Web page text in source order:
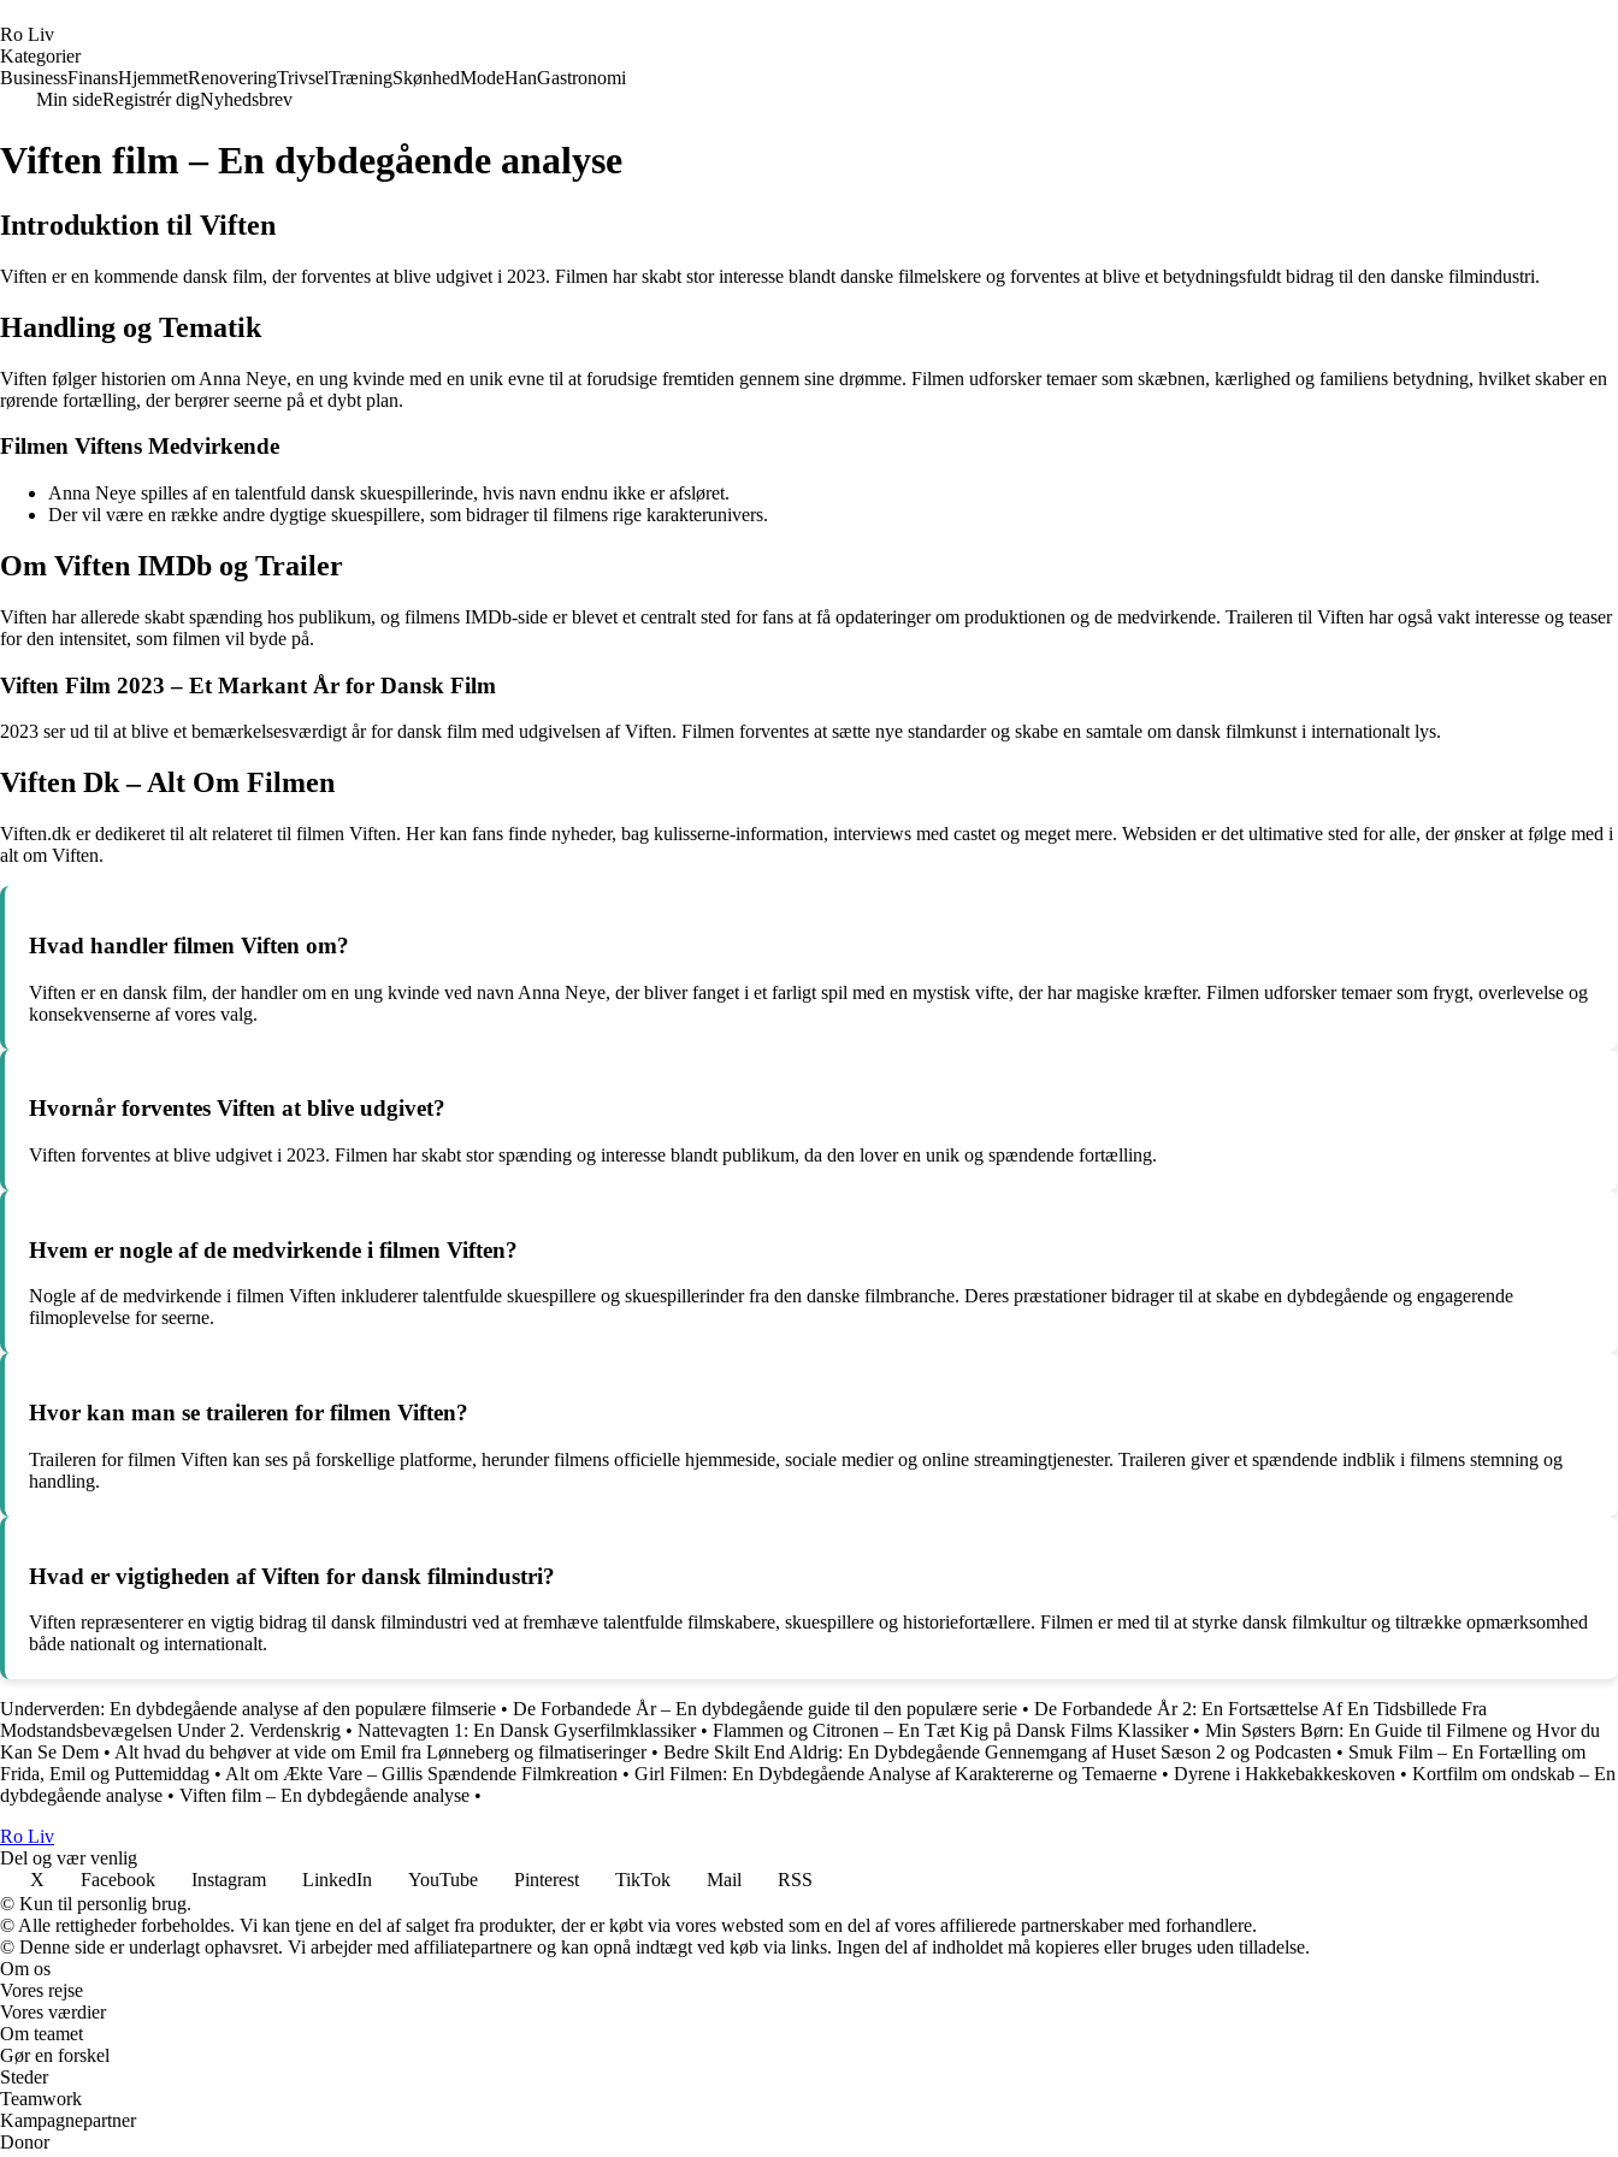
Ro Liv
Kategorier
BusinessFinansHjemmetRenoveringTrivselTræningSkønhedModeHanGastronomi
Min sideRegistrér digNyhedsbrev
Viften film – En dybdegående analyse
Introduktion til Viften
Viften er en kommende dansk film, der forventes at blive udgivet i 2023. Filmen har skabt stor interesse blandt danske filmelskere og forventes at blive et betydningsfuldt bidrag til den danske filmindustri.
Handling og Tematik
Viften følger historien om Anna Neye, en ung kvinde med en unik evne til at forudsige fremtiden gennem sine drømme. Filmen udforsker temaer som skæbnen, kærlighed og familiens betydning, hvilket skaber en
rørende fortælling, der berører seerne på et dybt plan.
Filmen Viftens Medvirkende
Anna Neye spilles af en talentfuld dansk skuespillerinde, hvis navn endnu ikke er afsløret.
Der vil være en række andre dygtige skuespillere, som bidrager til filmens rige karakterunivers.
Om Viften IMDb og Trailer
Viften har allerede skabt spænding hos publikum, og filmens IMDb-side er blevet et centralt sted for fans at få opdateringer om produktionen og de medvirkende. Traileren til Viften har også vakt interesse og teaser
for den intensitet, som filmen vil byde på.
Viften Film 2023 – Et Markant År for Dansk Film
2023 ser ud til at blive et bemærkelsesværdigt år for dansk film med udgivelsen af Viften. Filmen forventes at sætte nye standarder og skabe en samtale om dansk filmkunst i internationalt lys.
Viften Dk – Alt Om Filmen
Viften.dk er dedikeret til alt relateret til filmen Viften. Her kan fans finde nyheder, bag kulisserne-information, interviews med castet og meget mere. Websiden er det ultimative sted for alle, der ønsker at følge med i
alt om Viften.
Hvad handler filmen Viften om?
Viften er en dansk film, der handler om en ung kvinde ved navn Anna Neye, der bliver fanget i et farligt spil med en mystisk vifte, der har magiske kræfter. Filmen udforsker temaer som frygt, overlevelse og
konsekvenserne af vores valg.
Hvornår forventes Viften at blive udgivet?
Viften forventes at blive udgivet i 2023. Filmen har skabt stor spænding og interesse blandt publikum, da den lover en unik og spændende fortælling.
Hvem er nogle af de medvirkende i filmen Viften?
Nogle af de medvirkende i filmen Viften inkluderer talentfulde skuespillere og skuespillerinder fra den danske filmbranche. Deres præstationer bidrager til at skabe en dybdegående og engagerende
filmoplevelse for seerne.
Hvor kan man se traileren for filmen Viften?
Traileren for filmen Viften kan ses på forskellige platforme, herunder filmens officielle hjemmeside, sociale medier og online streamingtjenester. Traileren giver et spændende indblik i filmens stemning og
handling.
Hvad er vigtigheden af Viften for dansk filmindustri?
Viften repræsenterer en vigtig bidrag til dansk filmindustri ved at fremhæve talentfulde filmskabere, skuespillere og historiefortællere. Filmen er med til at styrke dansk filmkultur og tiltrække opmærksomhed
både nationalt og internationalt.
Underverden: En dybdegående analyse af den populære filmserie • De Forbandede År – En dybdegående guide til den populære serie • De Forbandede År 2: En Fortsættelse Af En Tidsbillede Fra
Modstandsbevægelsen Under 2. Verdenskrig • Nattevagten 1: En Dansk Gyserfilmklassiker• Flammen og Citronen – En Tæt Kig på Dansk Films Klassiker• Min Søsters Børn: En Guide til Filmene og Hvor du
Kan Se Dem • Alt hvad du behøver at vide om Emil fra Lønneberg og filmatiseringer• Bedre Skilt End Aldrig: En Dybdegående Gennemgang af Huset Sæson 2 og Podcasten • Smuk Film – En Fortælling om
Frida, Emil og Puttemiddag • Alt om Ækte Vare – Gillis Spændende Filmkreation • Girl Filmen: En Dybdegående Analyse af Karaktererne og Temaerne • Dyrene i Hakkebakkeskoven • Kortfilm om ondskab – En
dybdegående analyse • Viften film – En dybdegående analyse •
Ro Liv
Del og vær venlig
X
Facebook Instagram LinkedIn YouTube Pinterest TikTok Mail
RSS
© Kun til personlig brug.
© Alle rettigheder forbeholdes. Vi kan tjene en del af salget fra produkter, der er købt via vores websted som en del af vores affilierede partnerskaber med forhandlere.
© Denne side er underlagt ophavsret. Vi arbejder med affiliatepartnere og kan opnå indtægt ved køb via links. Ingen del af indholdet må kopieres eller bruges uden tilladelse.
Om os
Vores rejse
Vores værdier
Om teamet
Gør en forskel
Steder
Teamwork
Kampagnepartner
Donor